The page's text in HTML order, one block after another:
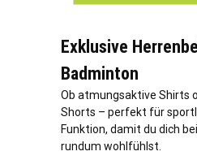
Exklusive
Badminton
Ob atmungsaktive Shirts
Shorts – perfekt für
Funktion, damit du dich
rundum wohlfühlst.